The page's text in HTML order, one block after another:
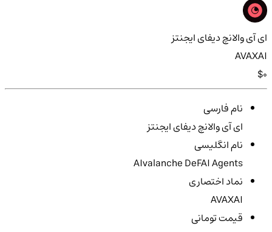
ای آی والانچ دیفای ایجنتز
AVAXAI
$0
نام فارسی
ای آی والانچ دیفای ایجنتز
نام انگلیسی
AIvalanche DeFAI Agents
نماد اختصاری
AVAXAI
قیمت تومانی